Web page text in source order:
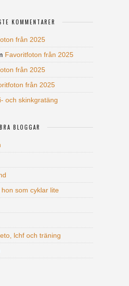
KOMMENTARER
från 2025
Favoritfoton från 2025
från 2025
från 2025
och skinkgratäng
BRA BLOGGAR
som cyklar lite
lchf och träning